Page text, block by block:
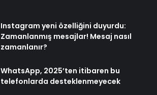
Instagram yeni özelliğini duyurdu:
Zamanlanmış mesajlar! Mesaj nasıl
zamanlanır?
WhatsApp, 2025’ten itibaren bu
telefonlarda desteklenmeyecek